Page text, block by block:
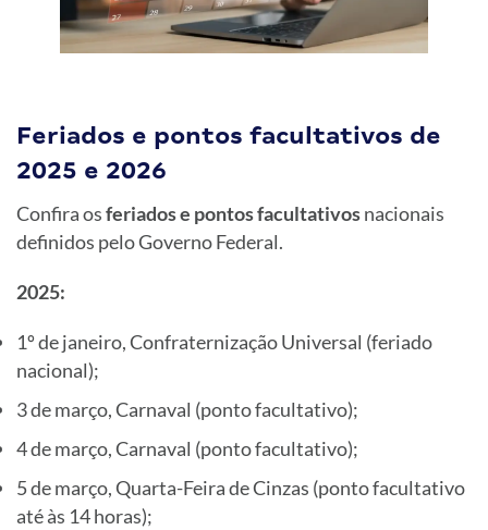
Feriados e pontos facultativos de
2025 e 2026
Confira osferiados e pontos facultativosnacionais
definidos pelo Governo Federal.
2025:
1º de janeiro, Confraternização Universal (feriado
nacional);
3 de março, Carnaval (ponto facultativo);
4 de março, Carnaval (ponto facultativo);
5 de março, Quarta-Feira de Cinzas (ponto facultativo
até às 14 horas);